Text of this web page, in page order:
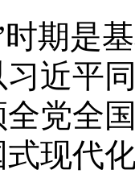
是基
近平
全党全
现代